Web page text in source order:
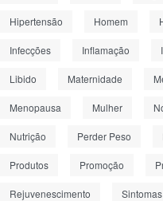
Hipertensão Homem
Infecções Inflamação
Libido Maternidade
Menopausa Mulher
Nutrição Perder Peso
Produtos Promoção
Rejuvenescimento Sintomas